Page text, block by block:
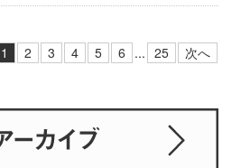
1 2 3 4 5 6 ... 25 次へ